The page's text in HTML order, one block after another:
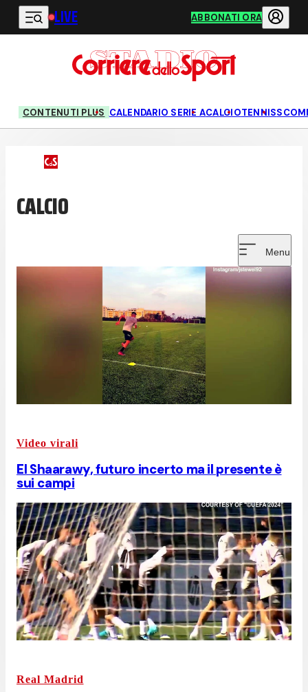
Vai al contenuto principale
LIVE ABBONATI ORA
CONTENUTI PLUS CALENDARIO SERIE ACALCIOTENNIS
CALCIO
Menu
Video virali
El Shaarawy, futuro incerto ma il presente è
sui campi
Real Madrid